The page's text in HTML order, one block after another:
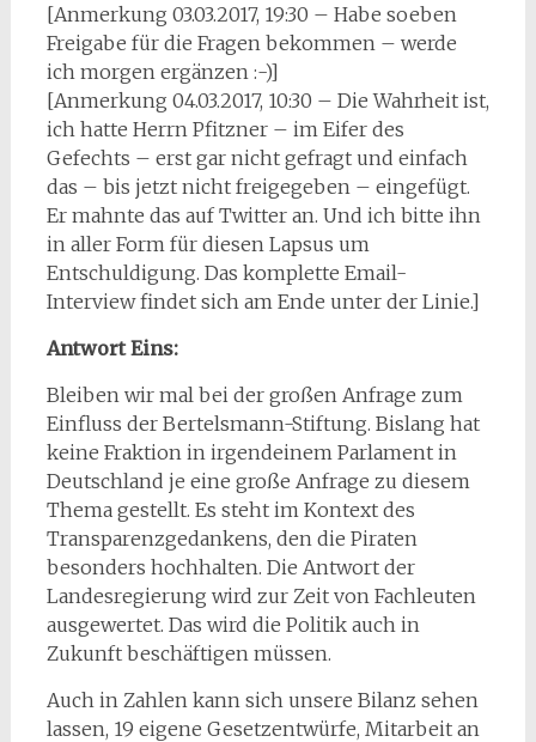
[Anmerkung 03.03.2017, 19:30 – Habe soeben
Freigabe für die Fragen bekommen – werde
ich morgen ergänzen :-)]
[Anmerkung 04.03.2017, 10:30 – Die Wahrheit ist,
ich hatte Herrn Pfitzner – im Eifer des
Gefechts – erst gar nicht gefragt und einfach
das – bis jetzt nicht freigegeben – eingefügt.
Er mahnte das auf Twitter an. Und ich bitte ihn
in aller Form für diesen Lapsus um
Entschuldigung. Das komplette Email-
Interview findet sich am Ende unter der Linie.]
Antwort Eins:
Bleiben wir mal bei der großen Anfrage zum
Einfluss der Bertelsmann-Stiftung. Bislang hat
keine Fraktion in irgendeinem Parlament in
Deutschland je eine große Anfrage zu diesem
Thema gestellt. Es steht im Kontext des
Transparenzgedankens, den die Piraten
besonders hochhalten. Die Antwort der
Landesregierung wird zur Zeit von Fachleuten
ausgewertet. Das wird die Politik auch in
Zukunft beschäftigen müssen.
Auch in Zahlen kann sich unsere Bilanz sehen
lassen, 19 eigene Gesetzentwürfe, Mitarbeit an